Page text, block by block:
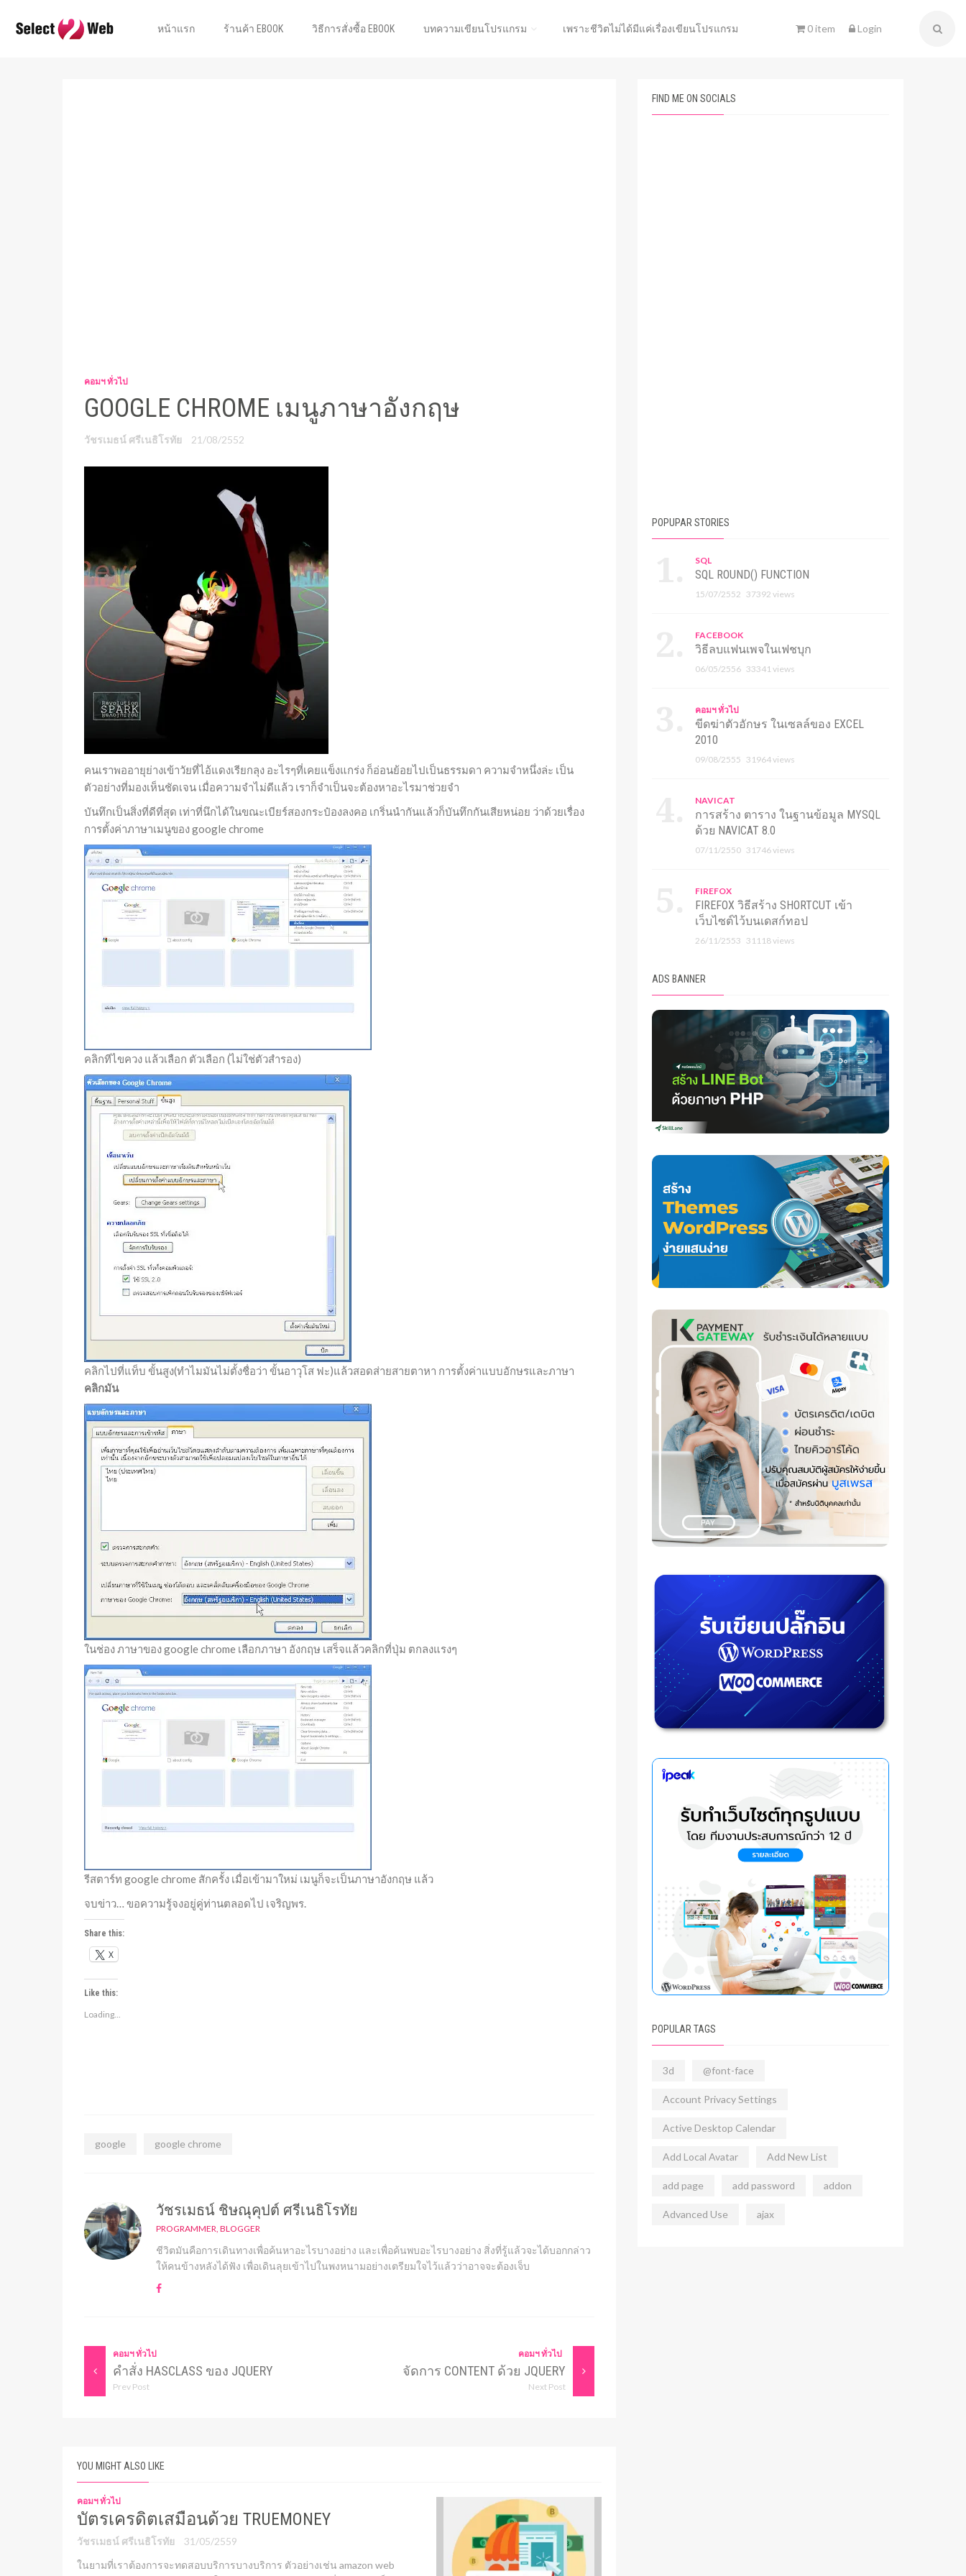
0 item Login
หน้าแรก ร้านค้า EBOOK วิธีการสั่งซื้อ EBOOK บทความเขียนโปรแกรม เพราะชีวิตไม่ได้มีแค่เรื่องเขียนโปรแกรม
คอมฯ ทั่วไป
GOOGLE CHROME เมนูภาษาอังกฤษ
วัชรเมธน์ ศรีเนธิโรทัย 21/08/2552
คนเราพออายุย่างเข้าวัยที่ไอ้แดงเรียกลุง อะไรๆที่เคยแข็งแกร่ง ก็อ่อนย้อยไปเป็นธรรมดา ความจำหนึ่งล่ะ เป็น
ตัวอย่างที่มองเห็นชัดเจน เมื่อความจำไม่ดีแล้ว เราก็จำเป็นจะต้องหาอะไรมาช่วยจำ
บันทึกเป็นสิ่งที่ดีที่สุด เท่าที่นึกได้ในขณะเบียร์สองกระป๋องลงคอ เกริ่นนำกันแล้วก็บันทึกกันเสียหน่อย ว่าด้วยเรื่อง
การตั้งค่าภาษาเมนูของ google chrome
คลิกทีไขควง แล้วเลือก ตัวเลือก (ไม่ใช่ตัวสำรอง)
คลิกไปที่แท็บ ขั้นสูง(ทำไมมันไม่ตั้งชื่อว่า ขั้นอาวุโส ฟะ)แล้วสอดส่ายสายตาหา การตั้งค่าแบบอักษรและภาษา
คลิกมัน
ในช่อง ภาษาของ google chrome เลือกภาษา อังกฤษ เสร็จแล้วคลิกที่ปุ่ม ตกลงแรงๆ
รีสตาร์ท google chrome สักครั้ง เมื่อเข้ามาใหม่ เมนูก็จะเป็นภาษาอังกฤษ แล้ว
จบข่าว… ขอความรู้จงอยู่คู่ท่านตลอดไป เจริญพร.
Share this:
X
Like this:
Loading...
google google chrome
วัชรเมธน์ ชิษณุคุปต์ ศรีเนธิโรทัย
PROGRAMMER, BLOGGER
ชีวิตมันคือการเดินทางเพื่อค้นหาอะไรบางอย่าง และเพื่อค้นพบอะไรบางอย่าง สิ่งที่รู้แล้วจะได้บอกกล่าว
ให้คนข้างหลังได้ฟัง เพื่อเดินลุยเข้าไปในพงหนามอย่างเตรียมใจไว้แล้วว่าอาจจะต้องเจ็บ
คอมฯ ทั่วไป
คำสั่ง HASCLASS ของ JQUERY
Prev Post
คอมฯ ทั่วไป
จัดการ CONTENT ด้วย JQUERY
Next Post
YOU MIGHT ALSO LIKE
คอมฯ ทั่วไป
บัตรเครดิตเสมือนด้วย TRUEMONEY
วัชรเมธน์ ศรีเนธิโรทัย
31/05/2559
ในยามที่เราต้องการจะทดสอบบริการบางบริการ ตัวอย่างเช่น amazon web
FIND ME ON SOCIALS
POPUPAR STORIES
SQL
SQL ROUND() FUNCTION
15/07/2552 37392 views
FACEBOOK
วิธีลบแฟนเพจในเฟชบุก
06/05/2556 33341 views
คอมฯ ทั่วไป
ขีดฆ่าตัวอักษร ในเซลล์ของ EXCEL
2010
09/08/2555 31964 views
NAVICAT
การสร้าง ตาราง ในฐานข้อมูล MYSQL
ด้วย NAVICAT 8.0
07/11/2550 31746 views
FIREFOX
FIREFOX วิธีสร้าง SHORTCUT เข้า
เว็บไซต์ไว้บนเดสก์ทอป
26/11/2553 31118 views
ADS BANNER
POPULAR TAGS
3d @font-face
Account Privacy Settings
Active Desktop Calendar
Add Local Avatar Add New List
add page add password addon
Advanced Use ajax